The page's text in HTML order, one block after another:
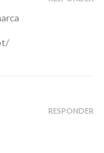
RESPONDER